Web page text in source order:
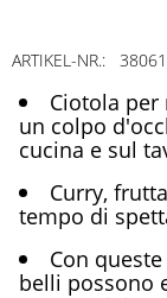
ARTIKEL-NR.: 38061
Ciotola
un colpo
cucina e sul
Curry,
tempo di
Con
belli possono